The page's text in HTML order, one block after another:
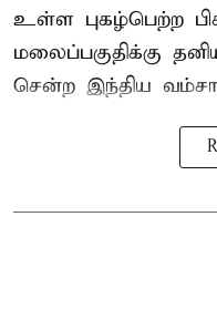
உள்ள புகழ்பெற்ற
மலைப்பகுதிக்கு
சென்ற இந்திய